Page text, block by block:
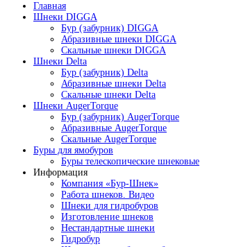
Главная
Шнеки DIGGA
Бур (забурник) DIGGA
Абразивные шнеки DIGGA
Скальные шнеки DIGGA
Шнеки Delta
Бур (забурник) Delta
Абразивные шнеки Delta
Скальные шнеки Delta
Шнеки AugerTorque
Бур (забурник) AugerTorque
Абразивные AugerTorque
Скальные AugerTorque
Буры для ямобуров
Буры телескопические шнековые
Информация
Компания «Бур-Шнек»
Работа шнеков. Видео
Шнеки для гидробуров
Изготовление шнеков
Нестандартные шнеки
Гидробур